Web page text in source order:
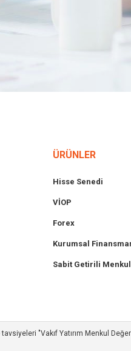
ÜRÜNLER
Hisse Senedi
VİOP
Forex
Kurumsal
Sabit Getirili
"Vakıf Yatırım Menkul